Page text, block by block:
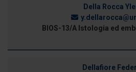
Della Rocca
BIOS-13/A Istologia ed
Dellafiore